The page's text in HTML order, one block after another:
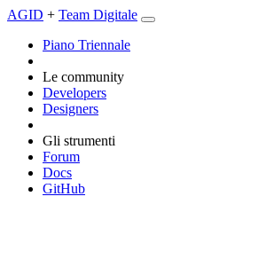
AGID + Team Digitale
Piano Triennale
Le community
Developers
Designers
Gli strumenti
Forum
Docs
GitHub